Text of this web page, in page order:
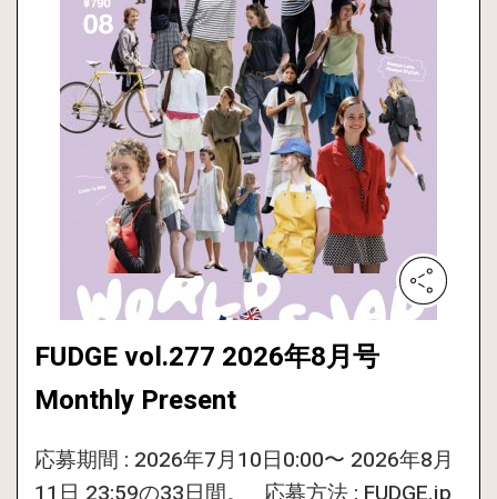
FUDGE vol.277 2026年8月号
Monthly Present
応募期間 : 2026年7月10日0:00〜 2026年8月